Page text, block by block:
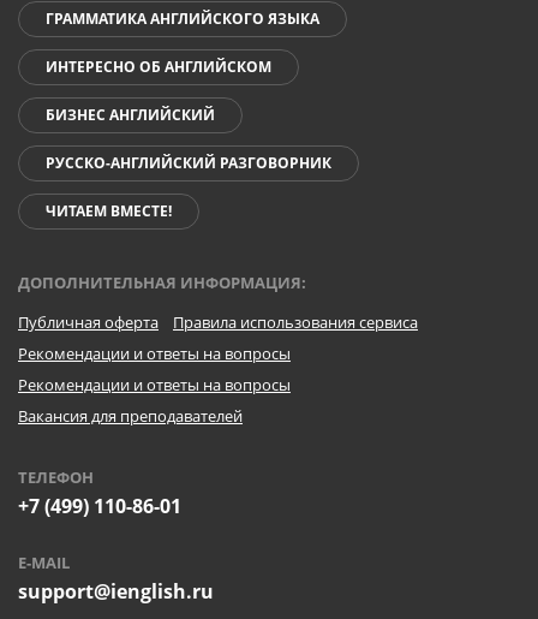
ГРАММАТИКА АНГЛИЙСКОГО ЯЗЫКА
ИНТЕРЕСНО ОБ АНГЛИЙСКОМ
БИЗНЕС АНГЛИЙСКИЙ
РУССКО-АНГЛИЙСКИЙ РАЗГОВОРНИК
ЧИТАЕМ ВМЕСТЕ!
ДОПОЛНИТЕЛЬНАЯ ИНФОРМАЦИЯ:
Публичная оферта
Правила использования сервиса
Рекомендации и ответы на вопросы
Рекомендации и ответы на вопросы
Вакансия для преподавателей
ТЕЛЕФОН
+7 (499) 110-86-01
E-MAIL
support@ienglish.ru